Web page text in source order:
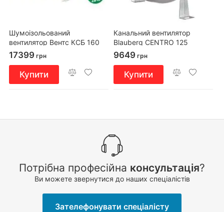
Шумоізольований
вентилятор Вентс КСБ 160
17399 грн
Купити
Канальний вентилятор
Blauberg CENTRO 125
9649 грн
Купити
Потрібна професійна консультація?
Ви можете звернутися до наших спеціалістів
Зателефонувати спеціалісту